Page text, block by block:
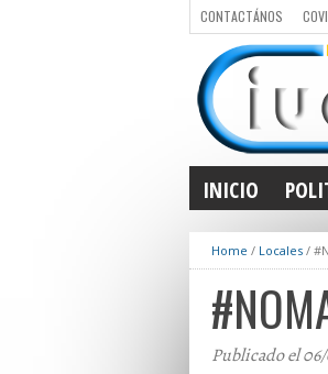
CONTACTÁNOS
INICIO
Home / Locales /
Publicado el